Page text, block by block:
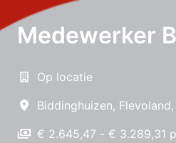
Medewerker
Op locatie
Biddinghuizen, Flevoland,
€ 2.645,47 - € 3.289,31